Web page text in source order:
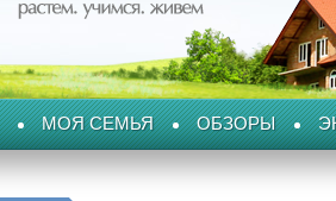
МОЯ СЕМЬЯ ОБЗОРЫ